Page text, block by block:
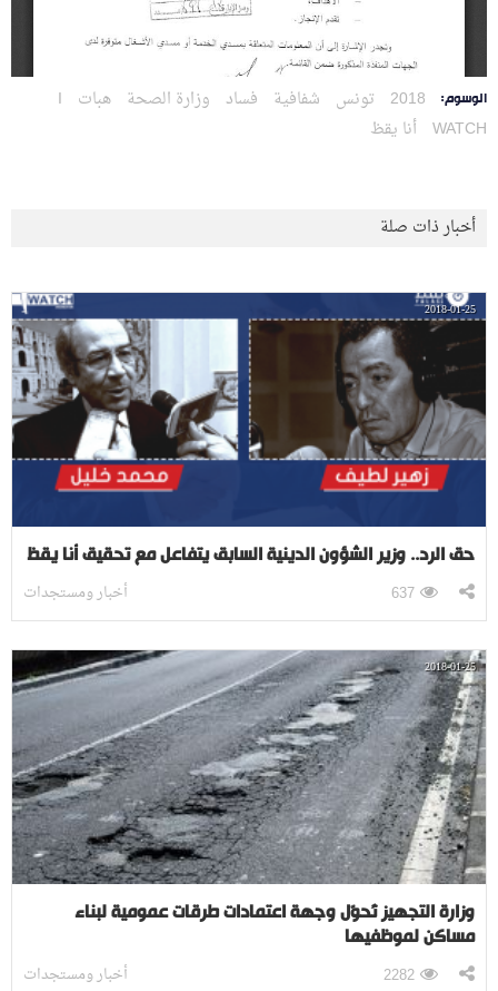
الوسوم: 2018 تونس شفافية فساد وزارة الصحة هبات I
WATCH أنا يقظ
أخبار ذات صلة
2018-01-25
حق الرد.. وزير الشؤون الدينية السابق يتفاعل مع تحقيق أنا يقظ
أخبار ومستجدات 637
2018-01-25
وزارة التجهيز تُحوّل وجهة اعتمادات طرقات عمومية لبناء
مساكن لموظفيها
أخبار ومستجدات 2282